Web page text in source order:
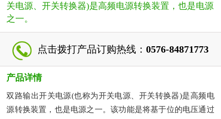
关电源、开关转换器)是高频电源转换装置，也是电源
之一。
点击拨打产品订购热线： 0576-84871773
产品详情
双路输出开关电源(也称为开关电源、开关转换器)是高频电
源转换装置，也是电源之一。该功能是将基于位的电压通过